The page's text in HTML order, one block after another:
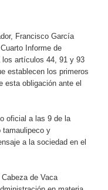
Francisco García
Informe de
los artículos 44, 91 y 93
establecen los primeros
esta obligación ante el
oficial a las 9 de la
tamaulipeco y
a la sociedad en el
de Vaca